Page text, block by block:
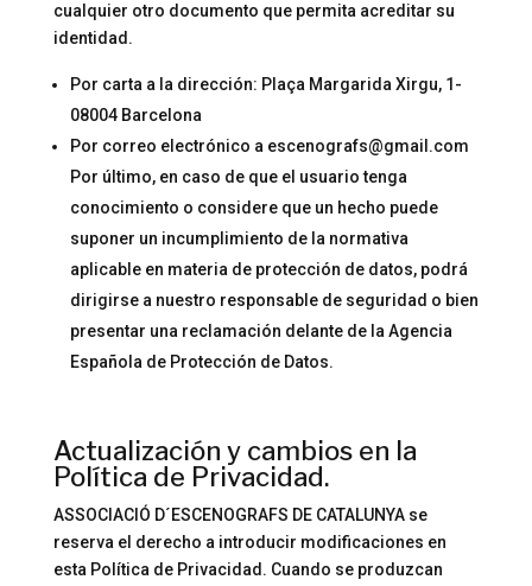
cualquier otro documento que permita acreditar su
identidad.
Por carta a la dirección: Plaça Margarida Xirgu, 1-
08004 Barcelona
Por correo electrónico a escenografs@gmail.com
Por último, en caso de que el usuario tenga
conocimiento o considere que un hecho puede
suponer un incumplimiento de la normativa
aplicable en materia de protección de datos, podrá
dirigirse a nuestro responsable de seguridad o bien
presentar una reclamación delante de la Agencia
Española de Protección de Datos.
Actualización y cambios en la
Política de Privacidad.
ASSOCIACIÓ D´ESCENOGRAFS DE CATALUNYA se
reserva el derecho a introducir modificaciones en
esta Política de Privacidad. Cuando se produzcan